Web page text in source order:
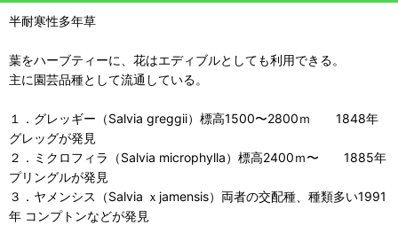
半耐寒性多年草
葉をハーブティーに、花はエディブルとしても利用できる。
主に園芸品種として流通している。
１．グレッギー（Salvia greggii）標高1500〜2800ｍ 1848年
グレッグが発見
２．ミクロフィラ（Salvia microphylla）標高2400ｍ〜 1885年
プリングルが発見
３．ヤメンシス（Salvia ｘjamensis）両者の交配種、種類多い1991
年 コンプトンなどが発見